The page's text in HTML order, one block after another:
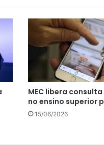
MEC libera
no ensino superior
15/06/2026